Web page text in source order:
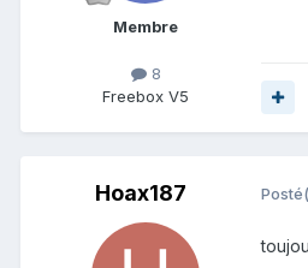
Membre
8
Freebox V5
Hoax187